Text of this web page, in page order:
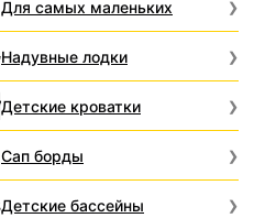
Для самых маленьких
Надувные лодки
Детские кроватки
Сап борды
Детские бассейны